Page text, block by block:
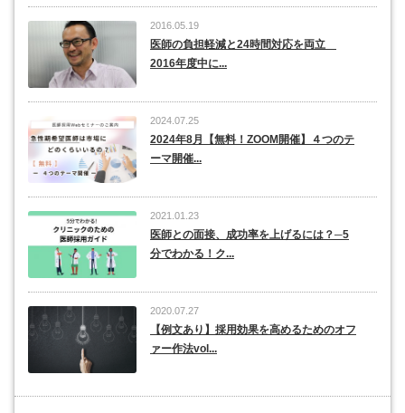
2016.05.19
医師の負担軽減と24時間対応を両立
2016年度中に...
2024.07.25
2024年8月【無料！ZOOM開催】４つのテ
ーマ開催...
2021.01.23
医師との面接、成功率を上げるには？─5
分でわかる！ク...
2020.07.27
【例文あり】採用効果を高めるためのオフ
ァー作法vol...